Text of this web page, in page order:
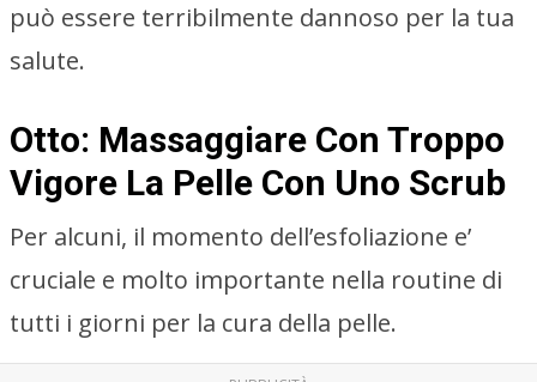
può essere terribilmente dannoso per la tua
salute.
Otto: Massaggiare Con Troppo
Vigore La Pelle Con Uno Scrub
Per alcuni, il momento dell’esfoliazione e’
cruciale e molto importante nella routine di
tutti i giorni per la cura della pelle.